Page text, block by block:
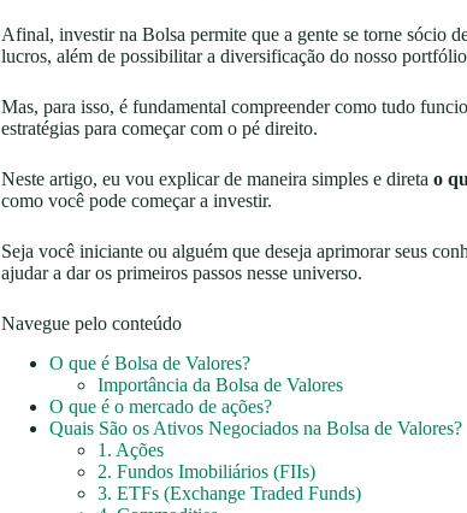
Afinal, investir na Bolsa permite que a gente se torne sócio
lucros, além de possibilitar a diversificação do nosso
Mas, para isso, é fundamental compreender como tudo
estratégias para começar com o pé direito.
Neste artigo, eu vou explicar de maneira simples e direta o
como você pode começar a investir.
Seja você iniciante ou alguém que deseja aprimorar seus
ajudar a dar os primeiros passos nesse universo.
Navegue pelo conteúdo
O que é Bolsa de Valores?
Importância da Bolsa de Valores
O que é o mercado de ações?
Quais São os Ativos Negociados na Bolsa de Valores?
1. Ações
2. Fundos Imobiliários (FIIs)
3. ETFs (Exchange Traded Funds)